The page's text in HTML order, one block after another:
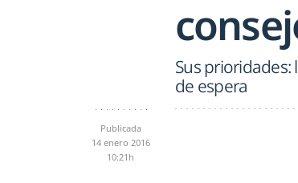
Sus prioridades:
de espera
Publicada
14 enero 2016
10:21h